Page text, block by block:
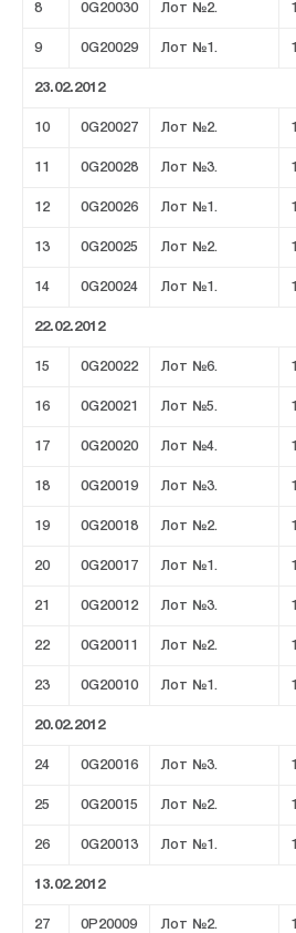
8 0G20030 Лот №2. 1
9 0G20029 Лот №1. 1
23.02.2012
10 0G20027 Лот №2. 1
11 0G20028 Лот №3. 1
12 0G20026 Лот №1. 1
13 0G20025 Лот №2. 1
14 0G20024 Лот №1. 1
22.02.2012
15 0G20022 Лот №6. 1
16 0G20021 Лот №5. 1
17 0G20020 Лот №4. 1
18 0G20019 Лот №3. 1
19 0G20018 Лот №2. 1
20 0G20017 Лот №1. 1
21 0G20012 Лот №3. 1
22 0G20011 Лот №2. 1
23 0G20010 Лот №1. 1
20.02.2012
24 0G20016 Лот №3. 1
25 0G20015 Лот №2. 1
26 0G20013 Лот №1. 1
13.02.2012
27 0P20009 Лот №2. 1